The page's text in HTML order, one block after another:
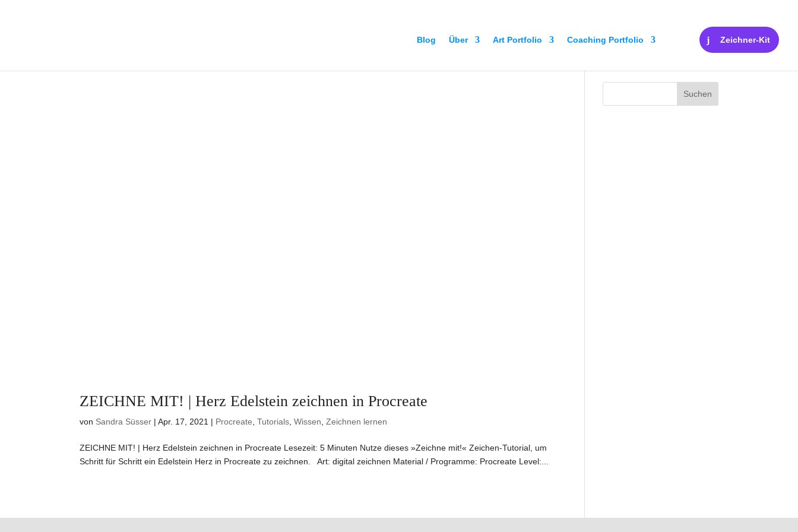
Blog Über Art Portfolio Coaching Portfolio Zeichner-Kit
ZEICHNE MIT! | Herz Edelstein zeichnen in Procreate
von Sandra Süsser |Apr. 17, 2021 | Procreate ,Tutorials ,Wissen ,Zeichnen lernen
ZEICHNE MIT! | Herz Edelstein zeichnen in Procreate Lesezeit: 5 Minuten Nutze dieses »Zeichne mit!« Zeichen-Tutorial, um
Schritt für Schritt ein Edelstein Herz in Procreate zu zeichnen. Art: digital zeichnen Material / Programme: Procreate Level:...